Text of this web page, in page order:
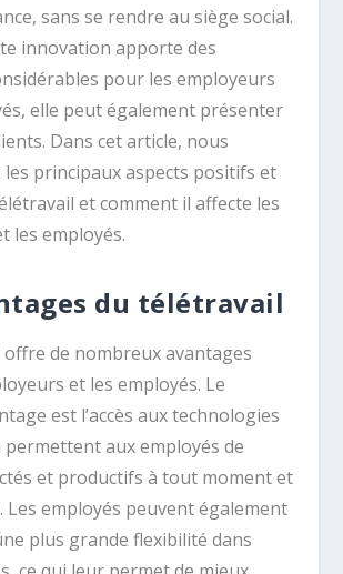
sans se rendre au siège social.
innovation apporte des
pour les employeurs
elle peut également présenter
Dans cet article, nous
principaux aspects positifs et
et comment il affecte les
les employés.
du télétravail
de nombreux avantages
et les employés. Le
est l’accès aux technologies
aux employés de
et productifs à tout moment et
Les employés peuvent également
plus grande flexibilité dans